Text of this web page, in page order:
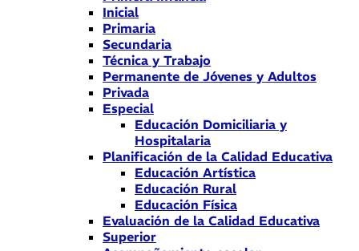
Inicial
Primaria
Secundaria
Técnica y Trabajo
Permanente de Jóvenes y Adultos
Privada
Especial
Educación Domiciliaria y
Hospitalaria
Planificación de la Calidad Educativa
Educación Artística
Educación Rural
Educación Física
Evaluación de la Calidad Educativa
Superior